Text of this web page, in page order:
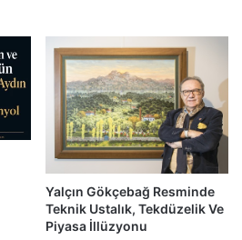
Yalçın Gökçebağ Resminde
Teknik Ustalık, Tekdüzelik Ve
Piyasa İllüzyonu